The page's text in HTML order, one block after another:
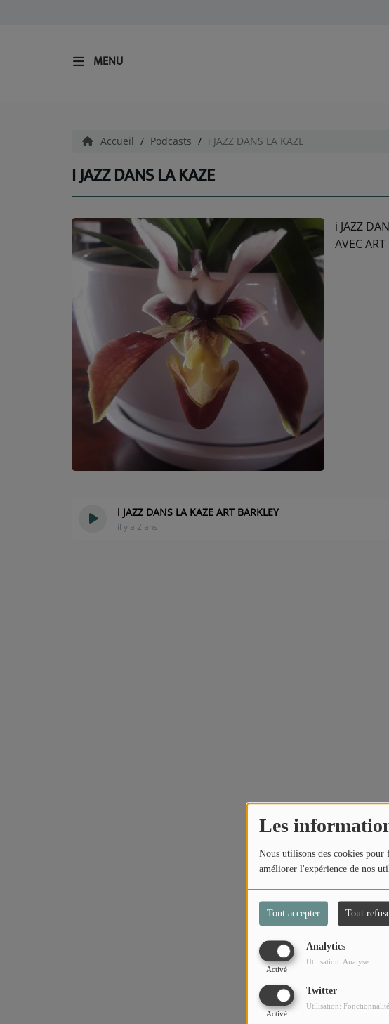
Les
Nous utilisons des cookies
améliorer l'expérience de nos
Tout accepter Tout
Analytics
Activé
Utilisation: Analyse
Twitter
Activé
Utilisation: Fonctionnalité
MENU
Nos Fréquences
Accueil Podcasts i JAZZ DANS LA KAZE
I JAZZ DANS LA KAZE
i JAZZ
AVEC ART
i JAZZ DANS LA KAZE ART BARKLEY
il y a 2 ans